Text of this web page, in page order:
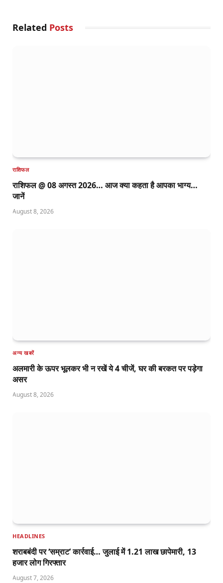
Related Posts
राशिफल
राशिफल @ 08 अगस्त 2026… आज क्या कहता है आपका भाग्य…
जानें
August 8, 2026
अन्य खबरें
अलमारी के ऊपर भूलकर भी न रखें ये 4 चीजें, घर की बरकत पर पड़ेगा
असर
August 8, 2026
HEADLINES
शराबबंदी पर ‘सम्राट’ कार्रवाई… जुलाई में 1.21 लाख छापेमारी, 13
हजार लोग गिरफ्तार
August 7, 2026